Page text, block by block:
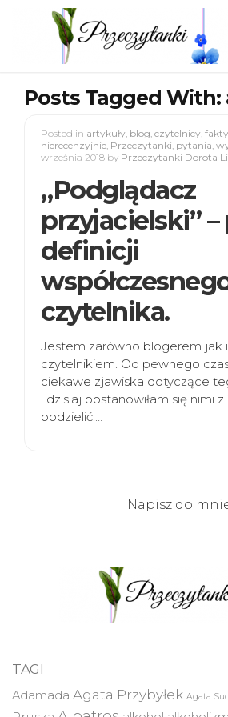
Posts Tagged With:
Posted in artykuły, blog, czytelnicy, fakty
nierecenzyjnie, Przeczytanki, pytania,
września 2018 by Przeczytanki Dorota
„Podglądacz
przyjacielski”
definicji
czytelnika.
Jestem zarówno blogerem jak
czytelnikiem. Od pewnego
ciekawe zjawiska dotyczące
i dzisiaj postanowiłam się nimi
podzielić.…
Napisz do
TAGI
Adamada Agata Przybyłek Agata